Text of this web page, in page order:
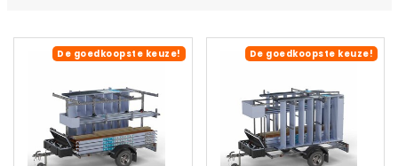
De goedkoopste keuze! De goedkoopste keuze!